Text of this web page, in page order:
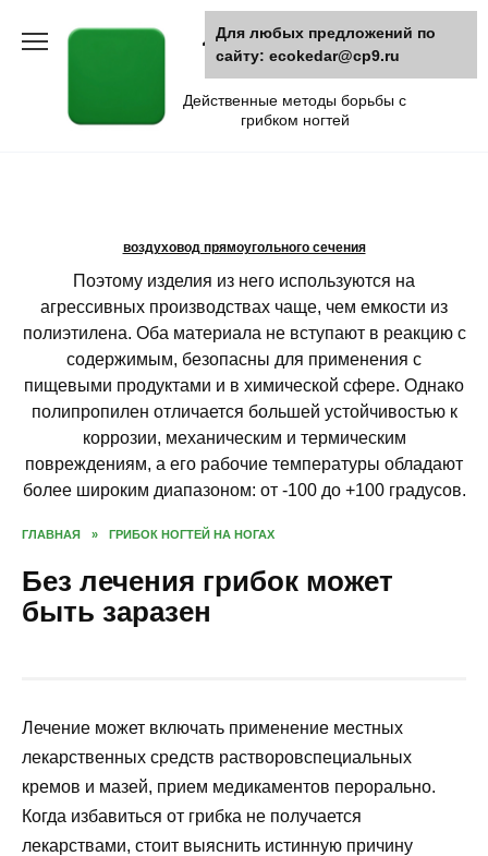
Лечение грибка
ногтей
Действенные методы борьбы с
грибком ногтей
воздуховод прямоугольного сечения
Поэтому изделия из него используются на
агрессивных производствах чаще, чем емкости из
полиэтилена. Оба материала не вступают в реакцию с
содержимым, безопасны для применения с
пищевыми продуктами и в химической сфере. Однако
полипропилен отличается большей устойчивостью к
коррозии, механическим и термическим
повреждениям, а его рабочие температуры обладают
более широким диапазоном: от -100 до +100 градусов.
ГЛАВНАЯ » ГРИБОК НОГТЕЙ НА НОГАХ
Без лечения грибок может
быть заразен
Лечение может включать применение местных
лекарственных средств растворовспециальных
кремов и мазей, прием медикаментов перорально.
Когда избавиться от грибка не получается
лекарствами, стоит выяснить истинную причину
Для любых предложений по
сайту: ecokedar@cp9.ru